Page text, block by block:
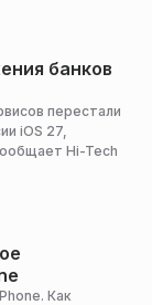
банков
перестали
iOS 27,
Hi-Tech
Как